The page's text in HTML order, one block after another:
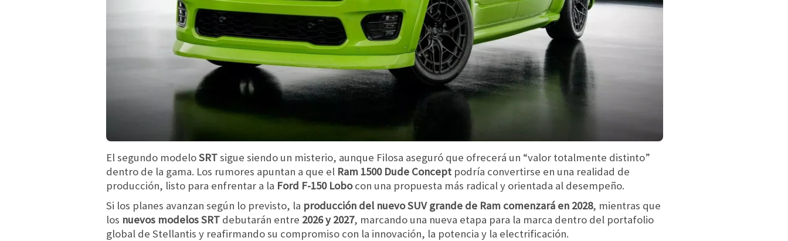
El segundo modeloSRTsigue siendo un misterio, aunque Filosa aseguró que ofrecerá un “valor totalmente distinto”
dentro de la gama. Los rumores apuntan a que el Ram 1500 Dude Concept podría convertirse en una realidad de
producción, listo para enfrentar a la Ford F-150 Lobocon una propuesta más radical y orientada al desempeño.
Si los planes avanzan según lo previsto, la producción del nuevo SUV grande de Ram comenzará en 2028, mientras que
los nuevos modelos SRT debutarán entre 2026 y 2027, marcando una nueva etapa para la marca dentro del portafolio
global de Stellantis y reafirmando su compromiso con la innovación, la potencia y la electrificación.